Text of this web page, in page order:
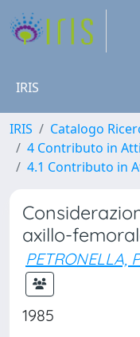
IRIS
IRIS
Catalogo
4 Contributo in
4.1 Contributo in
axillo-
PETRONELLA,
1985